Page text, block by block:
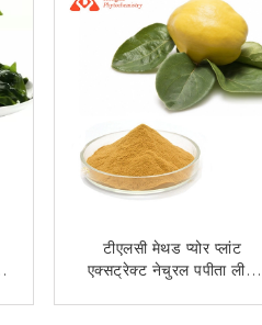
टीएलसी मेथड प्योर प्लांट
एक्सट्रेक्ट नेचुरल पपीता लीफ